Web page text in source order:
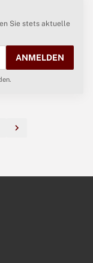
Sie stets aktuelle
ANMELDEN